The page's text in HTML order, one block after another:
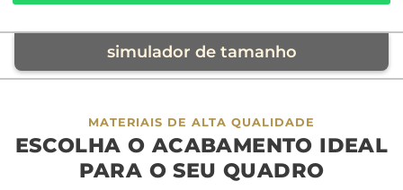
simulador de tamanho
móvel de referência
sofá cama
MATERIAIS DE ALTA QUALIDADE
ESCOLHA O ACABAMENTO IDEAL
PARA O SEU QUADRO